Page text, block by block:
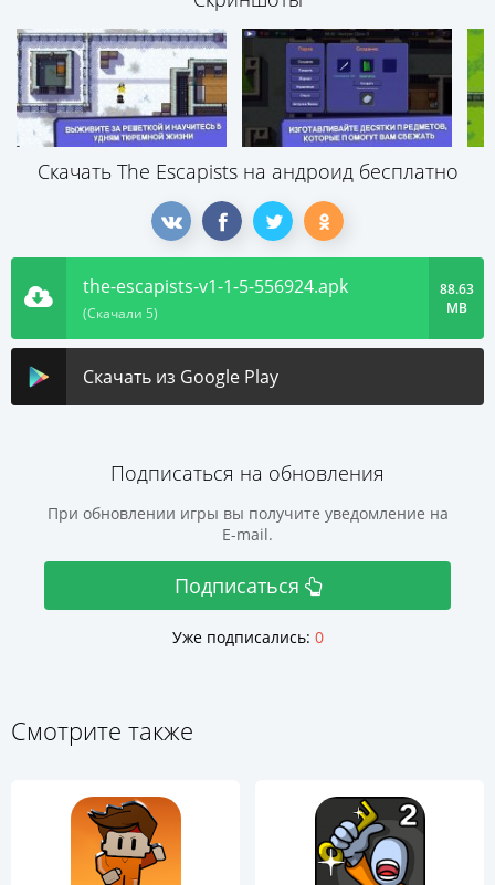
Скачать The Escapists на андроид бесплатно
the-escapists-v1-1-5-556924.apk
(Скачали 5)
88.63
MB
Скачать из Google Play
Подписаться на обновления
При обновлении игры вы получите уведомление на
E-mail.
Подписаться
Уже подписались: 0
Смотрите также